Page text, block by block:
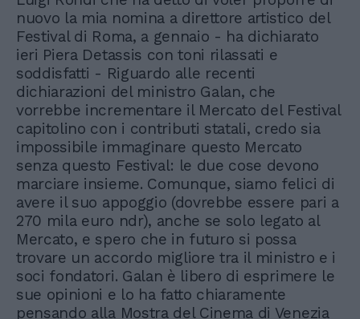
nuovo la mia nomina a direttore artistico del
Festival di Roma, a gennaio - ha dichiarato
ieri Piera Detassis con toni rilassati e
soddisfatti - Riguardo alle recenti
dichiarazioni del ministro Galan, che
vorrebbe incrementare il Mercato del Festival
capitolino con i contributi statali, credo sia
impossibile immaginare questo Mercato
senza questo Festival: le due cose devono
marciare insieme. Comunque, siamo felici di
avere il suo appoggio (dovrebbe essere pari a
270 mila euro ndr), anche se solo legato al
Mercato, e spero che in futuro si possa
trovare un accordo migliore tra il ministro e i
soci fondatori. Galan è libero di esprimere le
sue opinioni e lo ha fatto chiaramente
pensando alla Mostra del Cinema di Venezia